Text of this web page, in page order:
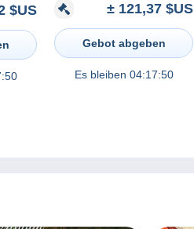
de
$US
succursale chaussures
ULMANN - (gérant :
Fernand PONSIN)
± 121,37 $US
Gebot abgeben
Es bleiben 04:17:50